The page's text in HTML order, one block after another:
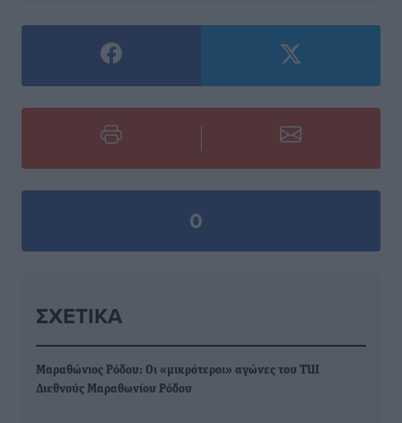
0
ΣΧΕΤΙΚΆ
Μαραθώνιος Ρόδου: Οι «μικρότεροι» αγώνες του TUI
Διεθνούς Μαραθωνίου Ρόδου